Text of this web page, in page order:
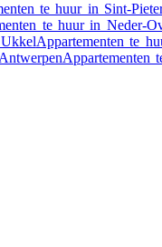
te huur in Sint-
te huur in Neder-
Appartementen te
Appartementen